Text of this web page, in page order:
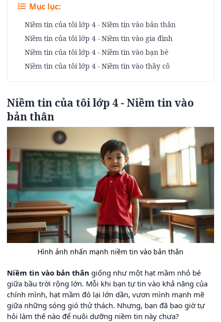
Mục lục:
Niềm tin của tôi lớp 4 - Niềm tin vào bản thân
Niềm tin của tôi lớp 4 - Niềm tin vào gia đình
Niềm tin của tôi lớp 4 - Niềm tin vào bạn bè
Niềm tin của tôi lớp 4 - Niềm tin vào thầy cô
Niềm tin của tôi lớp 4 - Niềm tin vào
bản thân
Hình ảnh nhấn mạnh niềm tin vào bản thân
Niềm tin vào bản thân giống như một hạt mầm nhỏ bé
giữa bầu trời rộng lớn. Mỗi khi bạn tự tin vào khả năng của
chính mình, hạt mầm đó lại lớn dần, vươn mình mạnh mẽ
giữa những sóng gió thử thách. Nhưng, bạn đã bao giờ tự
hỏi làm thế nào để nuôi dưỡng niềm tin này chưa?